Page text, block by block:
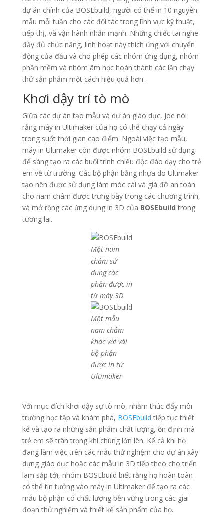
dự án chính của BOSEbuild, người có thể in 10 nguyên
mẫu mỗi tuần cho các đối tác trong lĩnh vực kỹ thuật,
tiếp thị, và vận hành nhấn mạnh. Những chiếc tai nghe
đầy đủ chức năng, linh hoạt này thích ứng với chuyển
động của đầu và cho phép các nhóm ứng dụng, nhóm
phần mềm và nhóm âm học hoàn thành các lần chạy
thử sản phẩm một cách hiệu quả hơn.
Khơi dậy trí tò mò
Giữa các dự án tạo mẫu và dự án giáo dục, Joe nói
rằng máy in Ultimaker của họ có thể chạy cả ngày
trong suốt thời gian cao điểm. Ngoài việc tạo mẫu,
máy in Ultimaker còn được nhóm BOSEbuild sử dụng
để sáng tạo ra các buổi trình chiếu độc đáo dạy cho trẻ
em về từ trường. Các bộ phận bằng nhựa do Ultimaker
tạo nên được sử dụng làm móc cài và giá đỡ an toàn
cho nam châm được trưng bày trong các chương trình,
và mở rộng các ứng dụng in 3D của BOSEbuild trong
tương lai.
Một nam
châm sử
dụng các
phần được in
từ máy 3D
Một mẫu
nam châm
khác với vài
bộ phận
được in từ
Ultimaker
Với mục đích khơi dậy sự tò mò, nhằm thúc đẩy môi
trường học tập và khám phá, BOSEbuild tiếp tục thiết
kế và tạo ra những sản phẩm chất lượng, ổn định mà
trẻ em sẽ trân trọng khi chúng lớn lên. Kể cả khi họ
đang làm việc trên các mẫu thử nghiệm cho dự án xây
dựng giáo dục hoặc các mẫu in 3D tiếp theo cho triển
lãm sắp tới, nhóm BOSEbuild biết rằng họ hoàn toàn
có thể tin tưởng vào máy in Ultimaker để tạo ra các
mẫu bộ phận có chất lượng bền vững trong các giai
đoạn thử nghiệm và thiết kế sản phẩm của họ.